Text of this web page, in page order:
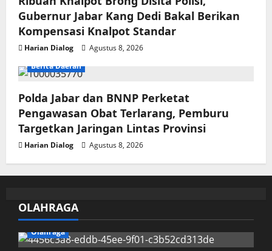
Gubernur Jabar Kang Dedi Bakal Berikan
Kompensasi Knalpot Standar
Harian Dialog
Agustus 8, 2026
Berita Daerah
Polda Jabar dan BNNP Perketat
Pengawasan Obat Terlarang, Pemburu
Targetkan Jaringan Lintas Provinsi
Harian Dialog Agustus 8, 2026
OLAHRAGA
Olahraga